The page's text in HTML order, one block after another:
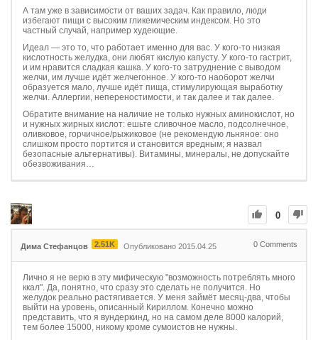
А там уже в зависимости от ваших задач. Как правило, люди
избегают пищи с высоким гликемическим индексом. Но это
частный случай, например худеющие.
Идеал — это то, что работает именно для вас. У кого-то низкая
кислотность желудка, они любят кислую капусту. У кого-то гастрит,
и им нравится сладкая кашка. У кого-то затруднение с выводом
желчи, им лучше идёт желчегонное. У кого-то наоборот желчи
образуется мало, лучше идёт пища, стимулирующая выработку
желчи. Аллергии, непереностимости, и так далее и так далее.
Обратите внимание на наличие не только нужных аминокислот, но
и нужных жирных кислот: ешьте сливочное масло, подсолнечное,
оливковое, горчичное/рыжиковое (не рекомендую льняное: оно
слишком просто портится и становится вредным; я назвал
безопасные альтернативы). Витамины, минералы, не допускайте
обезвоживания…
0
Дима Стефанцов 2.51K Опубликовано 2015.04.25 0 Comments
Лично я не верю в эту мифическую "возможность потреблять много
ккал". Да, понятно, что сразу это сделать не получится. Но
желудок реально растягивается. У меня займёт месяц-два, чтобы
выйти на уровень, описанный Кириллом. Конечно можно
представить, что я вундеркинд, но на самом деле 8000 калорий,
тем более 15000, никому кроме сумоистов не нужны.